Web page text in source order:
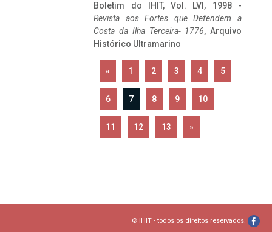
Boletim do IHIT, Vol. LVI, 1998 -
Revista aos Fortes que Defendem a
Costa da Ilha Terceira- 1776, Arquivo
Histórico Ultramarino
« 1 2 3 4 5
6 7 8 9 10
11 12 13 »
© IHIT - todos os direitos reservados.